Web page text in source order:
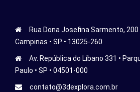
Rua Dona Josefina Sarmento, 200
Campinas • SP • 13025-260
Av. República do Líbano 331 •
Paulo • SP • 04501-000
contato@3dexplora.com.br